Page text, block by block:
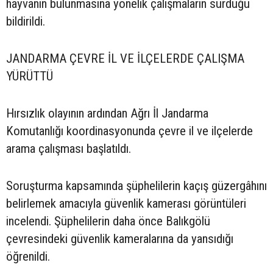
hayvanın bulunmasına yönelik çalışmaların sürdüğü
bildirildi.
JANDARMA ÇEVRE İL VE İLÇELERDE ÇALIŞMA
YÜRÜTTÜ
Hırsızlık olayının ardından Ağrı İl Jandarma
Komutanlığı koordinasyonunda çevre il ve ilçelerde
arama çalışması başlatıldı.
Soruşturma kapsamında şüphelilerin kaçış güzergâhını
belirlemek amacıyla güvenlik kamerası görüntüleri
incelendi. Şüphelilerin daha önce Balıkgölü
çevresindeki güvenlik kameralarına da yansıdığı
öğrenildi.